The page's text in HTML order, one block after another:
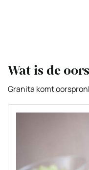
Wat is de
Granita komt